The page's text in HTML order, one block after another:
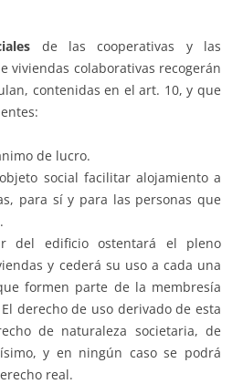
de las cooperativas y las
viviendas colaborativas recogerán
contenidas en el art. 10, y que
de lucro.
social facilitar alojamiento a
para sí y para las personas que
del edificio ostentará el pleno
y cederá su uso a cada una
formen parte de la membresía
derecho de uso derivado de esta
de naturaleza societaria, de
y en ningún caso se podrá
real.